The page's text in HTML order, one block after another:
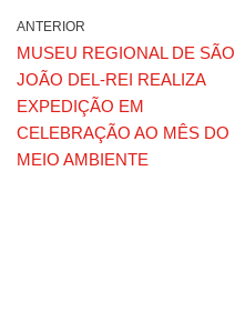
ANTERIOR
MUSEU REGIONAL DE SÃO
JOÃO DEL-REI REALIZA
EXPEDIÇÃO EM
CELEBRAÇÃO AO MÊS DO
MEIO AMBIENTE